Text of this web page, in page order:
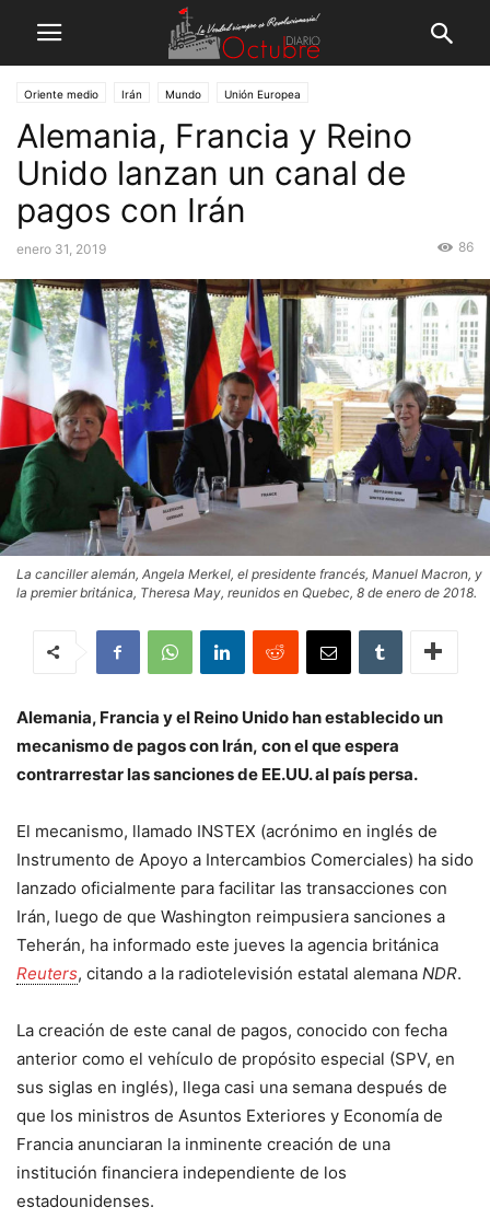
Oriente medio Irán Mundo Unión Europea
Alemania, Francia y Reino
Unido lanzan un canal de
pagos con Irán
enero 31, 2019 86
La canciller alemán, Angela Merkel, el presidente francés, Manuel Macron, y
la premier británica, Theresa May, reunidos en Quebec, 8 de enero de 2018.
Alemania, Francia y el Reino Unido han establecido un
mecanismo de pagos con Irán, con el que espera
contrarrestar las sanciones de EE.UU. al país persa.
El mecanismo, llamado INSTEX (acrónimo en inglés de
Instrumento de Apoyo a Intercambios Comerciales) ha sido
lanzado oficialmente para facilitar las transacciones con
Irán, luego de que Washington reimpusiera sanciones a
Teherán, ha informado este jueves la agencia británica
Reuters, citando a la radiotelevisión estatal alemana NDR.
La creación de este canal de pagos, conocido con fecha
anterior como el vehículo de propósito especial (SPV, en
sus siglas en inglés), llega casi una semana después de
que los ministros de Asuntos Exteriores y Economía de
Francia anunciaran la inminente creación de una
institución financiera independiente de los
estadounidenses.